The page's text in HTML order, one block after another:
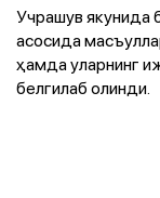
Учрашув якунида
асосида
ҳамда уларнинг
белгилаб олинди.